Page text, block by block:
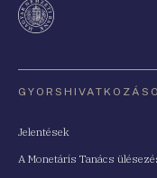
Jelentések
A Monetáris Tanács